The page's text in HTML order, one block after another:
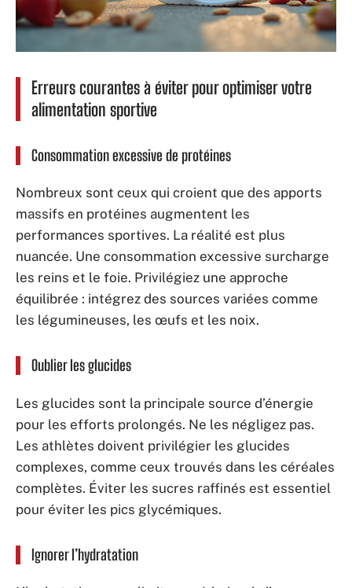
Erreurs courantes à éviter pour optimiser votre
alimentation sportive
Consommation excessive de protéines
Nombreux sont ceux qui croient que des apports
massifs en protéines augmentent les
performances sportives. La réalité est plus
nuancée. Une consommation excessive surcharge
les reins et le foie. Privilégiez une approche
équilibrée : intégrez des sources variées comme
les légumineuses, les œufs et les noix.
Oublier les glucides
Les glucides sont la principale source d’énergie
pour les efforts prolongés. Ne les négligez pas.
Les athlètes doivent privilégier les glucides
complexes, comme ceux trouvés dans les céréales
complètes. Éviter les sucres raffinés est essentiel
pour éviter les pics glycémiques.
Ignorer l’hydratation